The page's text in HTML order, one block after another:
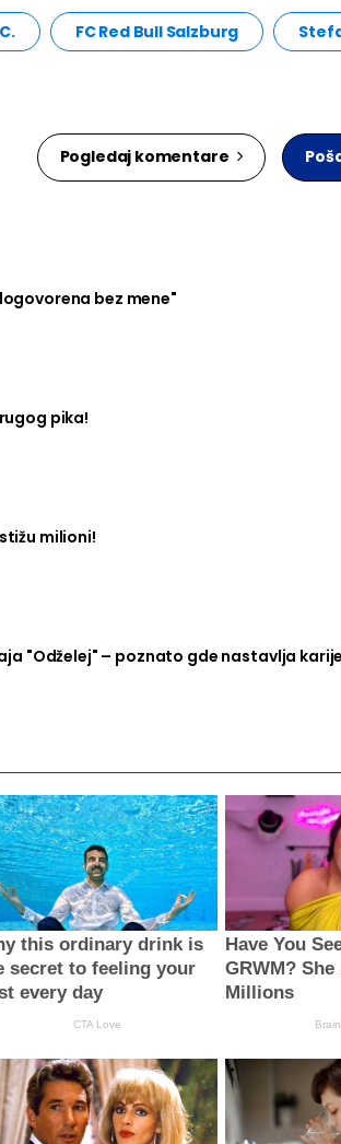
FC Red Bull Salzburg
Pogledaj komentare
bez mene"
pika!
milioni!
"Odželej" – poznato gde nastavlja
this ordinary drink is
secret to feeling your
every day
CTA Love
Have You
GRWM?
Millions